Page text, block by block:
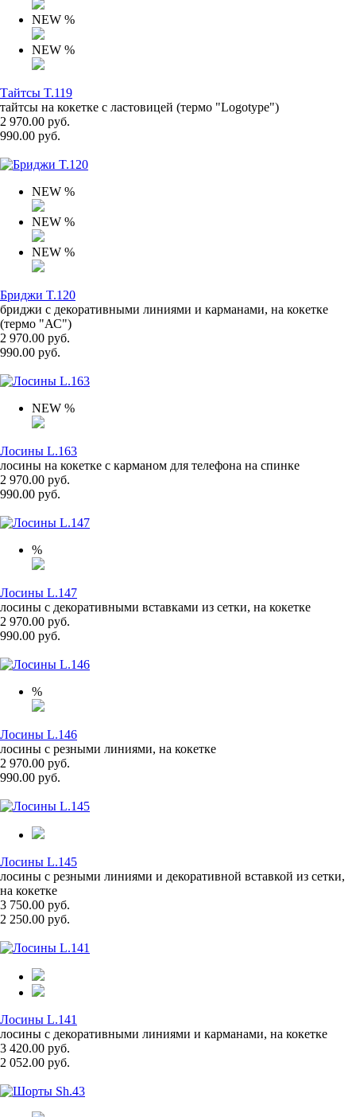
NEW %
NEW %
Тайтсы T.119
тайтсы на кокетке с ластовицей (термо "Logotype")
2 970.00 руб.
990.00 руб.
NEW %
NEW %
NEW %
Бриджи T.120
бриджи с декоративными линиями и карманами, на кокетке
(термо "АС")
2 970.00 руб.
990.00 руб.
NEW %
Лосины L.163
лосины на кокетке с карманом для телефона на спинке
2 970.00 руб.
990.00 руб.
%
Лосины L.147
лосины с декоративными вставками из сетки, на кокетке
2 970.00 руб.
990.00 руб.
%
Лосины L.146
лосины с резными линиями, на кокетке
2 970.00 руб.
990.00 руб.
Лосины L.145
лосины с резными линиями и декоративной вставкой из сетки,
на кокетке
3 750.00 руб.
2 250.00 руб.
Лосины L.141
лосины с декоративными линиями и карманами, на кокетке
3 420.00 руб.
2 052.00 руб.